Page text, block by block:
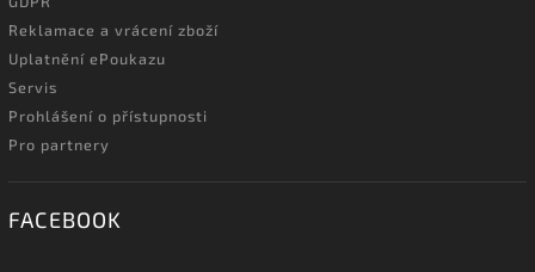
Reklamace a vrácení zboží
Uplatnění ePoukazu
Servis
Prohlášení o přístupnosti
Pro partnery
FACEBOOK